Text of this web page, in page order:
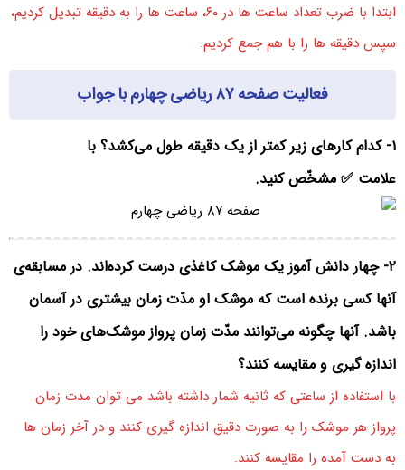
ابتدا با ضرب تعداد ساعت ها در ۶۰، ساعت ها را به دقیقه تبدیل کردیم،
سپس دقیقه ها را با هم جمع کردیم.
فعالیت صفحه ۸۷ ریاضی چهارم با جواب
۱- کدام کارهای زیر کمتر از یک دقیقه طول می‌کشد؟ با
علامت ✅ مشخّص کنید.
۲- چهار دانش آموز یک موشک کاغذی درست کرده‌اند. در مسابقه‌ی
آنها کسی برنده است که موشک او مدّت زمان بیشتری در آسمان
باشد. آنها چگونه می‌توانند مدّت زمان پرواز موشک‌های خود را
اندازه گیری و مقایسه کنند؟
با استفاده از ساعتی که ثانیه شمار داشته باشد می توان مدت زمان
پرواز هر موشک را به صورت دقیق اندازه گیری کنند و در آخر زمان ها
به دست آمده را مقایسه کنند.